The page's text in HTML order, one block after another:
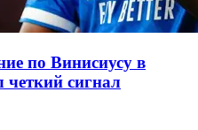
по Винисиусу в
четкий сигнал